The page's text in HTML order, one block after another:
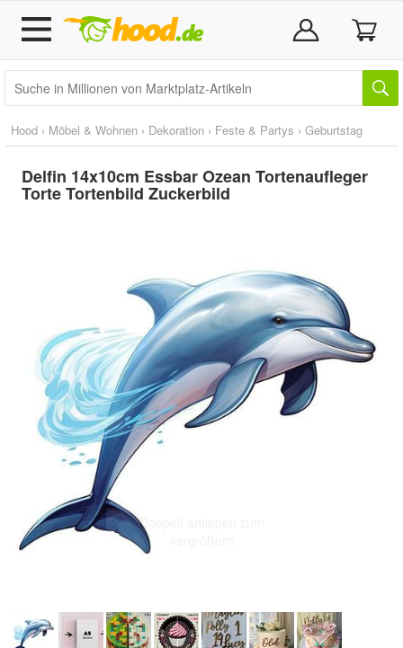
Hood › Möbel & Wohnen › Dekoration › Feste & Partys › Geburtstag
Delfin 14x10cm Essbar Ozean Tortenaufleger
Torte Tortenbild Zuckerbild
Doppelt antippen zum